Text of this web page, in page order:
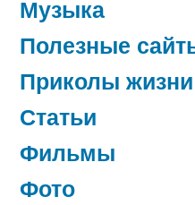
Музыка
Полезные
Приколы жизни
Статьи
Фильмы
Фото